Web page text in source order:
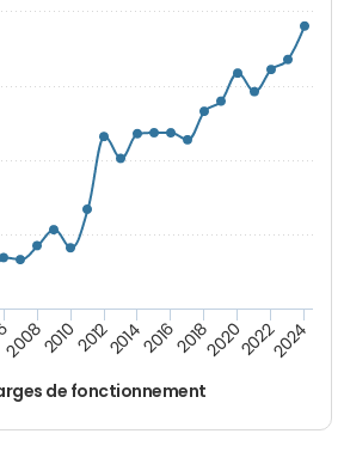
de fonctionnement
200820102012201420162018202020222024